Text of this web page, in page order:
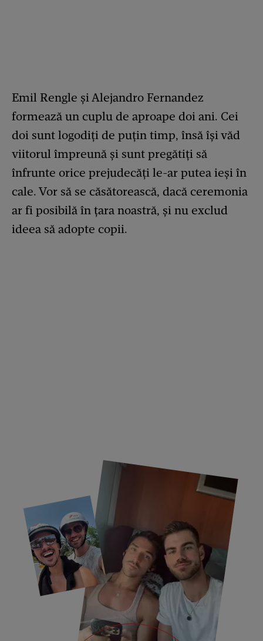
Emil Rengle și Alejandro Fernandez
formează un cuplu de aproape doi ani. Cei
doi sunt logodiți de puțin timp, însă își văd
viitorul împreună și sunt pregătiți să
înfrunte orice prejudecăți le-ar putea ieși în
cale. Vor să se căsătorească, dacă ceremonia
ar fi posibilă în țara noastră, și nu exclud
ideea să adopte copii.